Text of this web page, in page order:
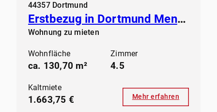
44357 Dortmund
Erstbezug in Dortmund Mengede - Modernes Wohnen ab sofort
Wohnung zu mieten
Wohnfläche
ca. 130,70 m²
Zimmer
4.5
Kaltmiete
1.663,75 € Mehr erfahren